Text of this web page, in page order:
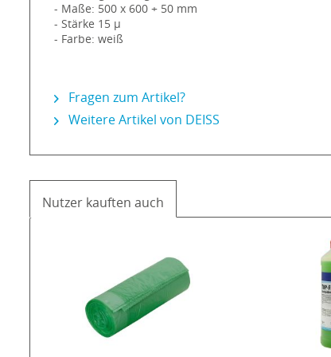
- Maße: 500 x 600 + 50 mm
- Stärke 15 µ
- Farbe: weiß
Fragen zum Artikel?
Weitere Artikel von DEISS
Nutzer kauften auch